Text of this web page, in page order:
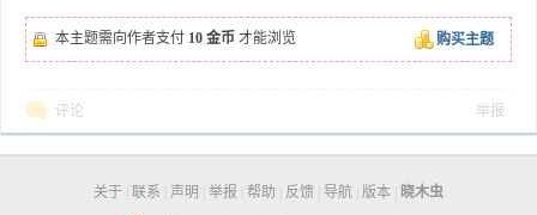
购买主题
本主题需向作者支付 10 金币 才能浏览
评论 举报
关于 联系 声明 举报 帮助 反馈 导航 版本 晓木虫